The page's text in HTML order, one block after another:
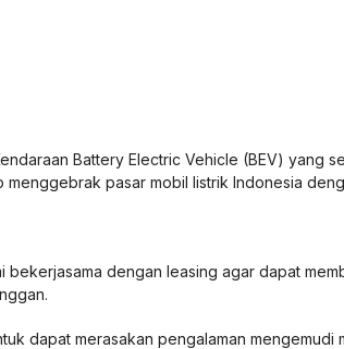
Battery Electric Vehicle (BEV) yang
pasar mobil listrik Indonesia
bekerjasama dengan leasing agar dapat
.
dapat merasakan pengalaman mengemudi